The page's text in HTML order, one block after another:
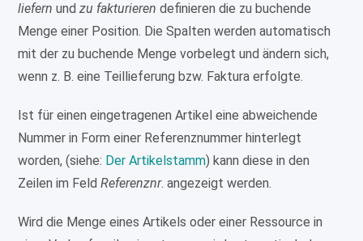
liefernundzu fakturieren definieren die zu buchende
Menge einer Position. Die Spalten werden automatisch
mit der zu buchende Menge vorbelegt und ändern sich,
wenn z. B. eine Teillieferung bzw. Faktura erfolgte.
Ist für einen eingetragenen Artikel eine abweichende
Nummer in Form einer Referenznummer hinterlegt
worden, (siehe: Der Artikelstamm) kann diese in den
Zeilen im FeldReferenznr. angezeigt werden.
Wird die Menge eines Artikels oder einer Ressource in